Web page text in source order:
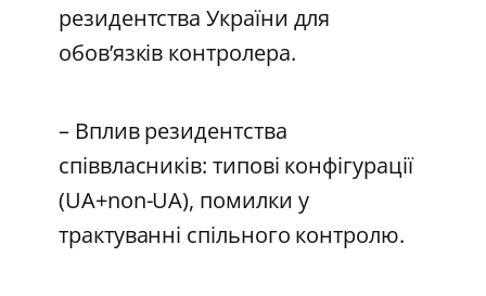
резидентства України для
обов’язків контролера.
– Вплив резидентства
співвласників: типові конфігурації
(UA+non-UA), помилки у
трактуванні спільного контролю.